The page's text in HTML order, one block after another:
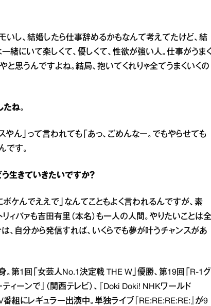
いし、結婚したら仕事辞めるかもなんて考えてたけど、結
緒にいて楽しくて、優しくて、性欲が強い人。仕事がうま
思うんですよね。結局、抱いてくれりゃ全てうまくいくの
ね。
ん」って言われても「あっ、ごめんなー。でもやらせても
です。
生きていきたいですか？
ケんでええで」なんてこともよく言われるんですが、素
リィバァも吉田有里（本名）も一人の人間。やりたいことは全
、自分から発信すれば、いくらでも夢が叶うチャンスがあ
第1回「女芸人No.1決定戦 THE W」優勝、第19回「R‐1グ
ーンで』（関西テレビ）、『Doki Doki! NHKワールド
組にレギュラー出演中。単独ライブ『RE:RE:RE:RE:』が9